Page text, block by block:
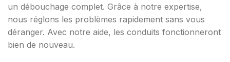
un débouchage complet. Grâce à notre expertise,
nous réglons les problèmes rapidement sans vous
déranger. Avec notre aide, les conduits fonctionneront
bien de nouveau.